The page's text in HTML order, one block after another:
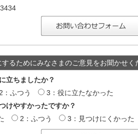
るためにみなさまのご意見をお聞かせく
立ちましたか？
2：ふつう
3：役に立たなかった
けやすかったですか？
2：ふつう 3：見つけにくかった